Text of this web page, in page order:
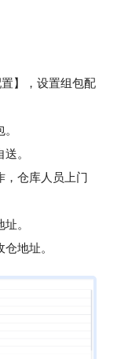
】，设置组包配
。
，仓库人员上门
。
地址。